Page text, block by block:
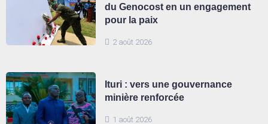
2 août 2026
du Genocost en un engagement
pour la paix
1 août 2026
Ituri : vers une gouvernance
minière renforcée